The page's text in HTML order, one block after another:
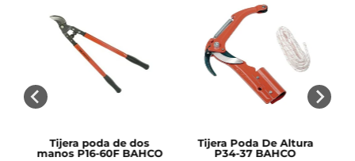
Tijera poda de dos
manos P16-60F BAHCO
Tijera Poda De Altura
P34-37 BAHCO